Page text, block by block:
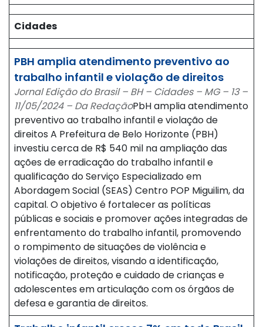
Cidades
PBH amplia atendimento preventivo ao
trabalho infantil e violação de direitos
Jornal Edição do Brasil – BH – Cidades – MG – 13 –
11/05/2024 – Da RedaçãoPbH amplia atendimento
preventivo ao trabalho infantil e violação de
direitos A Prefeitura de Belo Horizonte (PBH)
investiu cerca de R$ 540 mil na ampliação das
ações de erradicação do trabalho infantil e
qualificação do Serviço Especializado em
Abordagem Social (SEAS) Centro POP Miguilim, da
capital. O objetivo é fortalecer as políticas
públicas e sociais e promover ações integradas de
enfrentamento do trabalho infantil, promovendo
o rompimento de situações de violência e
violações de direitos, visando a identificação,
notificação, proteção e cuidado de crianças e
adolescentes em articulação com os órgãos de
defesa e garantia de direitos.